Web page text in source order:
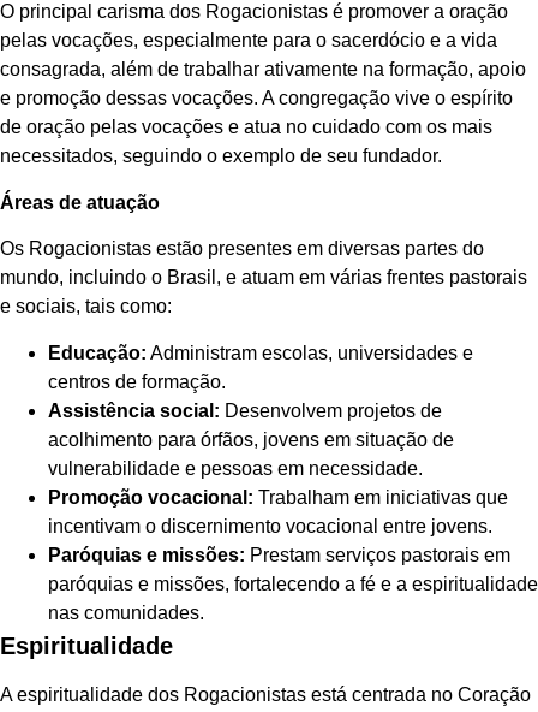
O principal carisma dos Rogacionistas é promover a oração
pelas vocações, especialmente para o sacerdócio e a vida
consagrada, além de trabalhar ativamente na formação, apoio
e promoção dessas vocações. A congregação vive o espírito
de oração pelas vocações e atua no cuidado com os mais
necessitados, seguindo o exemplo de seu fundador.
Áreas de atuação
Os Rogacionistas estão presentes em diversas partes do
mundo, incluindo o Brasil, e atuam em várias frentes pastorais
e sociais, tais como:
Educação: Administram escolas, universidades e
centros de formação.
Assistência social: Desenvolvem projetos de
acolhimento para órfãos, jovens em situação de
vulnerabilidade e pessoas em necessidade.
Promoção vocacional: Trabalham em iniciativas que
incentivam o discernimento vocacional entre jovens.
Paróquias e missões: Prestam serviços pastorais em
paróquias e missões, fortalecendo a fé e a espiritualidade
nas comunidades.
Espiritualidade
A espiritualidade dos Rogacionistas está centrada no Coração